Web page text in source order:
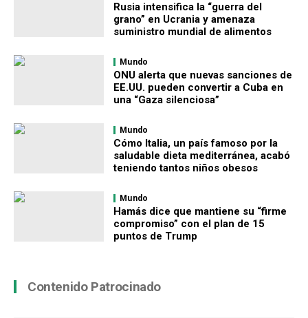
Rusia intensifica la “guerra del
grano” en Ucrania y amenaza
suministro mundial de alimentos
Mundo
ONU alerta que nuevas sanciones de
EE.UU. pueden convertir a Cuba en
una “Gaza silenciosa”
Mundo
Cómo Italia, un país famoso por la
saludable dieta mediterránea, acabó
teniendo tantos niños obesos
Mundo
Hamás dice que mantiene su “firme
compromiso” con el plan de 15
puntos de Trump
Contenido Patrocinado